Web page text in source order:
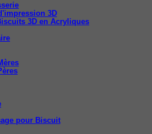
3D
3D en Acryliques
pour Biscuit